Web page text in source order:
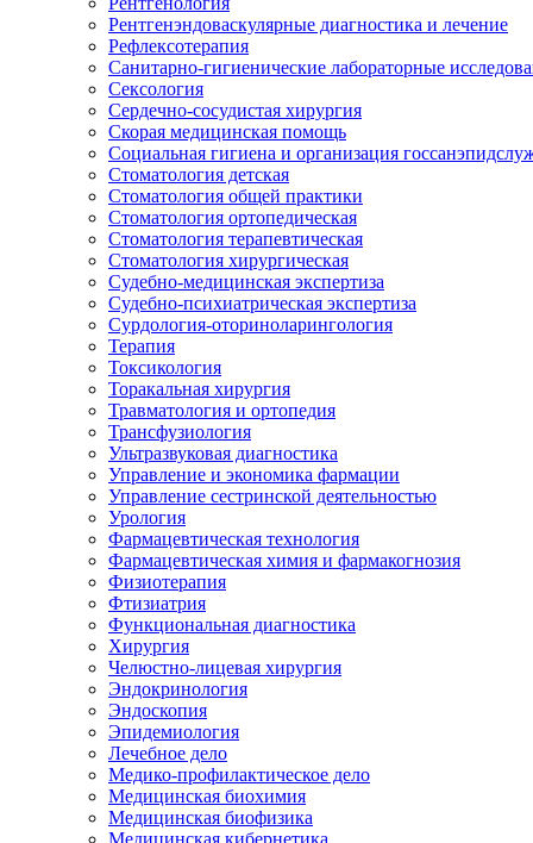
Рентгенэндоваскулярные диагностика и лечение
Рефлексотерапия
Санитарно-гигиенические лабораторные
Сексология
Сердечно-сосудистая хирургия
Скорая медицинская помощь
Социальная гигиена и организация
Стоматология детская
Стоматология общей практики
Стоматология ортопедическая
Стоматология терапевтическая
Стоматология хирургическая
Судебно-медицинская экспертиза
Судебно-психиатрическая экспертиза
Сурдология-оториноларингология
Терапия
Токсикология
Торакальная хирургия
Травматология и ортопедия
Трансфузиология
Ультразвуковая диагностика
Управление и экономика фармации
Управление сестринской деятельностью
Урология
Фармацевтическая технология
Фармацевтическая химия и фармакогнозия
Физиотерапия
Фтизиатрия
Функциональная диагностика
Хирургия
Челюстно-лицевая хирургия
Эндокринология
Эндоскопия
Эпидемиология
Лечебное дело
Медико-профилактическое дело
Медицинская биохимия
Медицинская биофизика
Медицинская кибернетика